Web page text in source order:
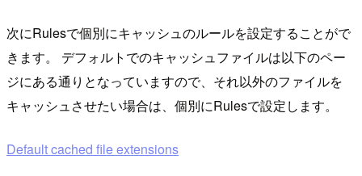
次にRulesで個別にキャッシュのルールを設定することがで
きます。 デフォルトでのキャッシュファイルは以下のペー
ジにある通りとなっていますので、それ以外のファイルを
キャッシュさせたい場合は、個別にRulesで設定します。
Default cached file extensions